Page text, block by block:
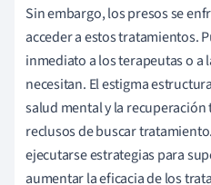
Sin embargo, los presos se
acceder a estos tratamientos.
inmediato a los terapeutas o a
necesitan. El estigma
salud mental y la
reclusos de buscar
ejecutarse estrategias para
aumentar la eficacia de los